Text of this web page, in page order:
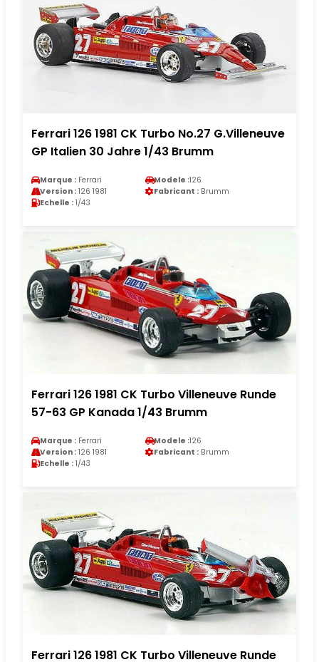
Ferrari 126 1981 CK Turbo No.27 G.Villeneuve
GP Italien 30 Jahre 1/43 Brumm
Marque : Ferrari Modele :126
Version : 126 1981 Fabricant : Brumm
Echelle : 1/43
Ferrari 126 1981 CK Turbo Villeneuve Runde
57-63 GP Kanada 1/43 Brumm
Marque : Ferrari Modele :126
Version : 126 1981 Fabricant : Brumm
Echelle : 1/43
Ferrari 126 1981 CK Turbo Villeneuve Runde